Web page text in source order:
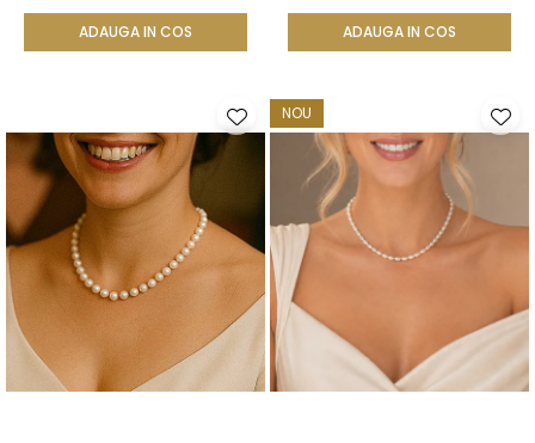
ADAUGA IN COS ADAUGA IN COS
NOU